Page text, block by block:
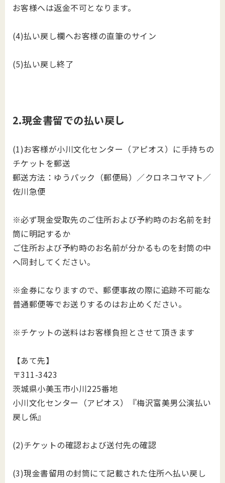
お客様へは返金不可となります。
(4)払い戻し欄へお客様の直筆のサイン
(5)払い戻し終了
2.現金書留での払い戻し
(1)お客様が小川文化センター（アピオス）に手持ちの
チケットを郵送
郵送方法：ゆうパック（郵便局）／クロネコヤマト／
佐川急便
※必ず現金受取先のご住所および予約時のお名前を封
筒に明記するか
ご住所および予約時のお名前が分かるものを封筒の中
へ同封してください。
※金券になりますので、郵便事故の際に追跡不可能な
普通郵便等でお送りするのはお止めください。
※チケットの送料はお客様負担とさせて頂きます
【あて先】
〒311-3423
茨城県小美玉市小川225番地
小川文化センター（アピオス）『梅沢富美男公演払い
戻し係』
(2)チケットの確認および送付先の確認
(3)現金書留用の封筒にて記載された住所へ払い戻し